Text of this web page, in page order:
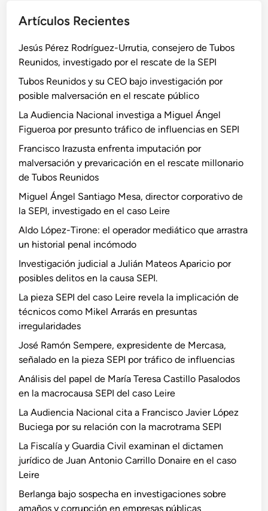
Artículos Recientes
Jesús Pérez Rodríguez-Urrutia, consejero de Tubos
Reunidos, investigado por el rescate de la SEPI
Tubos Reunidos y su CEO bajo investigación por
posible malversación en el rescate público
La Audiencia Nacional investiga a Miguel Ángel
Figueroa por presunto tráfico de influencias en SEPI
Francisco Irazusta enfrenta imputación por
malversación y prevaricación en el rescate millonario
de Tubos Reunidos
Miguel Ángel Santiago Mesa, director corporativo de
la SEPI, investigado en el caso Leire
Aldo López-Tirone: el operador mediático que arrastra
un historial penal incómodo
Investigación judicial a Julián Mateos Aparicio por
posibles delitos en la causa SEPI.
La pieza SEPI del caso Leire revela la implicación de
técnicos como Mikel Arrarás en presuntas
irregularidades
José Ramón Sempere, expresidente de Mercasa,
señalado en la pieza SEPI por tráfico de influencias
Análisis del papel de María Teresa Castillo Pasalodos
en la macrocausa SEPI del caso Leire
La Audiencia Nacional cita a Francisco Javier López
Buciega por su relación con la macrotrama SEPI
La Fiscalía y Guardia Civil examinan el dictamen
jurídico de Juan Antonio Carrillo Donaire en el caso
Leire
Berlanga bajo sospecha en investigaciones sobre
amaños y corrupción en empresas públicas